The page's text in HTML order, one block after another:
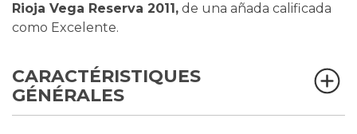
Rioja Vega Reserva 2011, de una añada calificada
como Excelente.
CARACTÉRISTIQUES
GÉNÉRALES